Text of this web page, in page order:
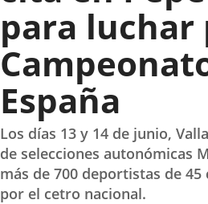
para luchar
España
Los días 13 y 14 de junio,
de selecciones autonómicas
más de 700 deportistas de
por el cetro nacional.